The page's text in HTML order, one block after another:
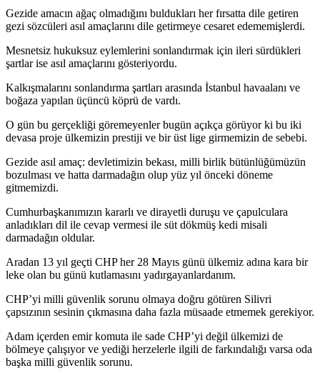
Gezide amacın ağaç olmadığını buldukları her fırsatta dile getiren
gezi sözcüleri asıl amaçlarını dile getirmeye cesaret edememişlerdi.
Mesnetsiz hukuksuz eylemlerini sonlandırmak için ileri sürdükleri
şartlar ise asıl amaçlarını gösteriyordu.
Kalkışmalarını sonlandırma şartları arasında İstanbul havaalanı ve
boğaza yapılan üçüncü köprü de vardı.
O gün bu gerçekliği göremeyenler bugün açıkça görüyor ki bu iki
devasa proje ülkemizin prestiji ve bir üst lige girmemizin de sebebi.
Gezide asıl amaç: devletimizin bekası, milli birlik bütünlüğümüzün
bozulması ve hatta darmadağın olup yüz yıl önceki döneme
gitmemizdi.
Cumhurbaşkanımızın kararlı ve dirayetli duruşu ve çapulculara
anladıkları dil ile cevap vermesi ile süt dökmüş kedi misali
darmadağın oldular.
Aradan 13 yıl geçti CHP her 28 Mayıs günü ülkemiz adına kara bir
leke olan bu günü kutlamasını yadırgayanlardanım.
CHP’yi milli güvenlik sorunu olmaya doğru götüren Silivri
çapsızının sesinin çıkmasına daha fazla müsaade etmemek gerekiyor.
Adam içerden emir komuta ile sade CHP’yi değil ülkemizi de
bölmeye çalışıyor ve yediği herzelerle ilgili de farkındalığı varsa oda
başka milli güvenlik sorunu.